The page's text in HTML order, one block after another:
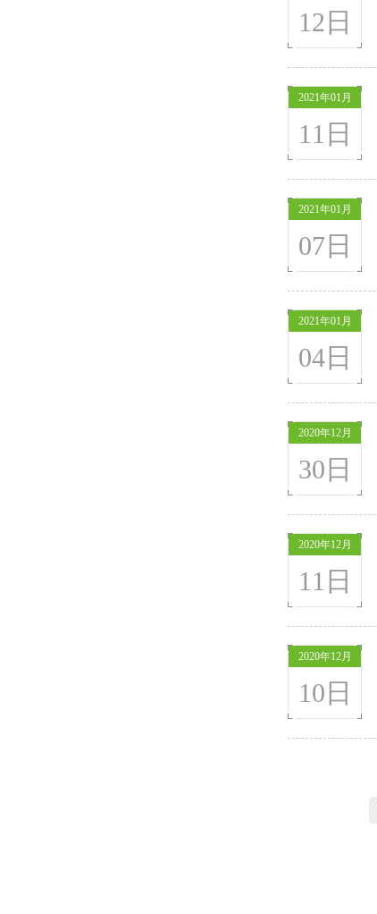
12日
2021年01月
11日
2021年01月
07日
2021年01月
04日
2020年12月
30日
2020年12月
11日
2020年12月
10日